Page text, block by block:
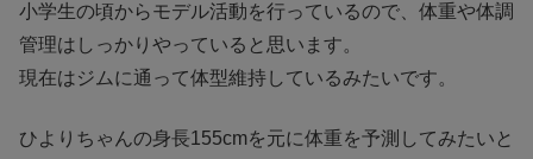
小学生の頃からモデル活動を行っているので、体重や体調
管理はしっかりやっていると思います。
現在はジムに通って体型維持しているみたいです。
ひよりちゃんの身長155cmを元に体重を予測してみたいと